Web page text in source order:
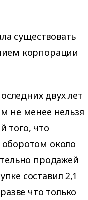
существовать
корпорации
двух лет
не менее нельзя
того, что
около
продажей
составил 2,1
что только